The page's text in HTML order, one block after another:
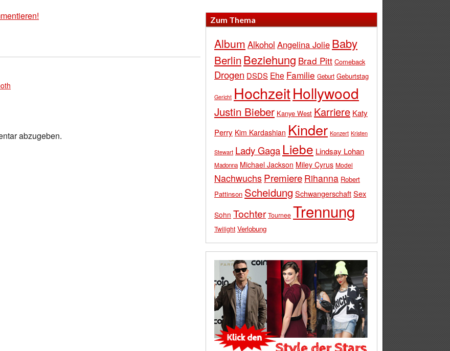
abzugeben.
Zum Thema
Album Alkohol Angelina Jolie Baby
Berlin Beziehung Brad Pitt Comeback
Drogen DSDS Ehe Familie Geburt Geburtstag
Gericht HochzeitHollywood
Justin Bieber Kanye West Karriere Katy
Perry Kim Kardashian Kinder Konzert Kristen
Stewart Lady Gaga Liebe Lindsay Lohan
Madonna Michael Jackson Miley Cyrus Model
Nachwuchs Premiere Rihanna Robert
Pattinson Scheidung SchwangerschaftSex
Sohn Tochter Tournee Trennung
Twilight Verlobung